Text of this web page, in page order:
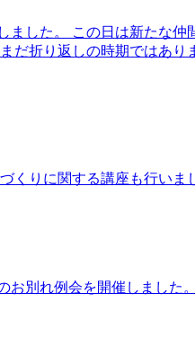
ました。 この日は新たな仲
だ折り返しの時期ではあり
くりに関する講座も行いま
お別れ例会を開催しました。